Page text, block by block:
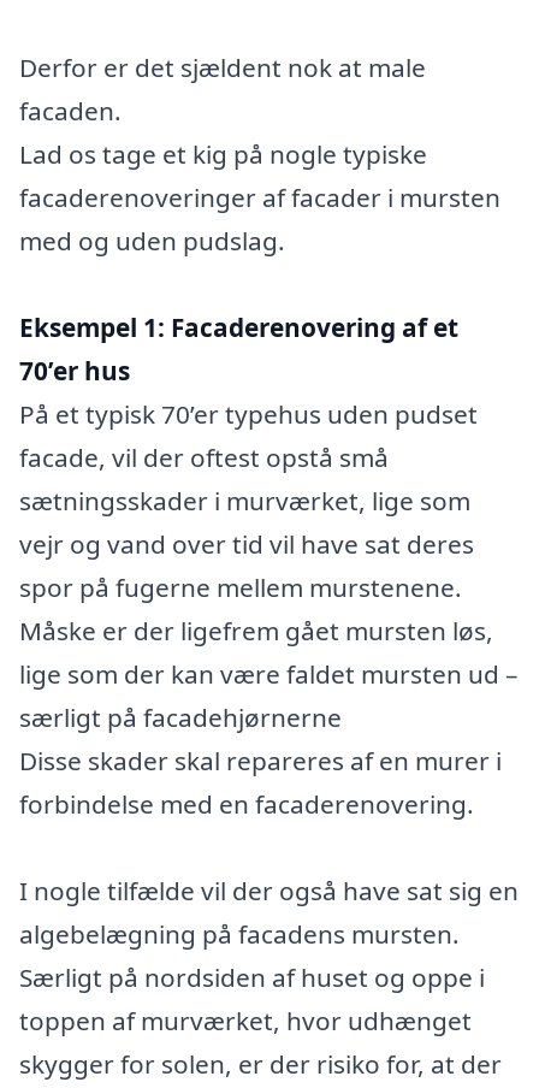
Derfor er det sjældent nok at male
facaden.
Lad os tage et kig på nogle typiske
facaderenoveringer af facader i mursten
med og uden pudslag.
Eksempel 1: Facaderenovering af et
70’er hus
På et typisk 70’er typehus uden pudset
facade, vil der oftest opstå små
sætningsskader i murværket, lige som
vejr og vand over tid vil have sat deres
spor på fugerne mellem murstenene.
Måske er der ligefrem gået mursten løs,
lige som der kan være faldet mursten ud –
særligt på facadehjørnerne
Disse skader skal repareres af en murer i
forbindelse med en facaderenovering.
I nogle tilfælde vil der også have sat sig en
algebelægning på facadens mursten.
Særligt på nordsiden af huset og oppe i
toppen af murværket, hvor udhænget
skygger for solen, er der risiko for, at der